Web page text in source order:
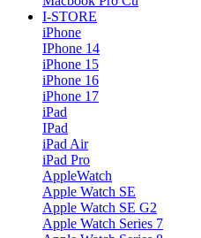
I-STORE
iPhone
IPhone 14
iPhone 15
iPhone 16
iPhone 17
iPad
IPad
iPad Air
iPad Pro
AppleWatch
Apple Watch SE
Apple Watch SE G2
Apple Watch Series 7